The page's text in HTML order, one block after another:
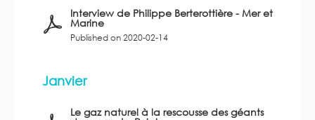
Interview de Philippe Berterottière - Mer et
Marine
Published on 2020-02-14
Janvier
Le gaz naturel à la rescousse des géants